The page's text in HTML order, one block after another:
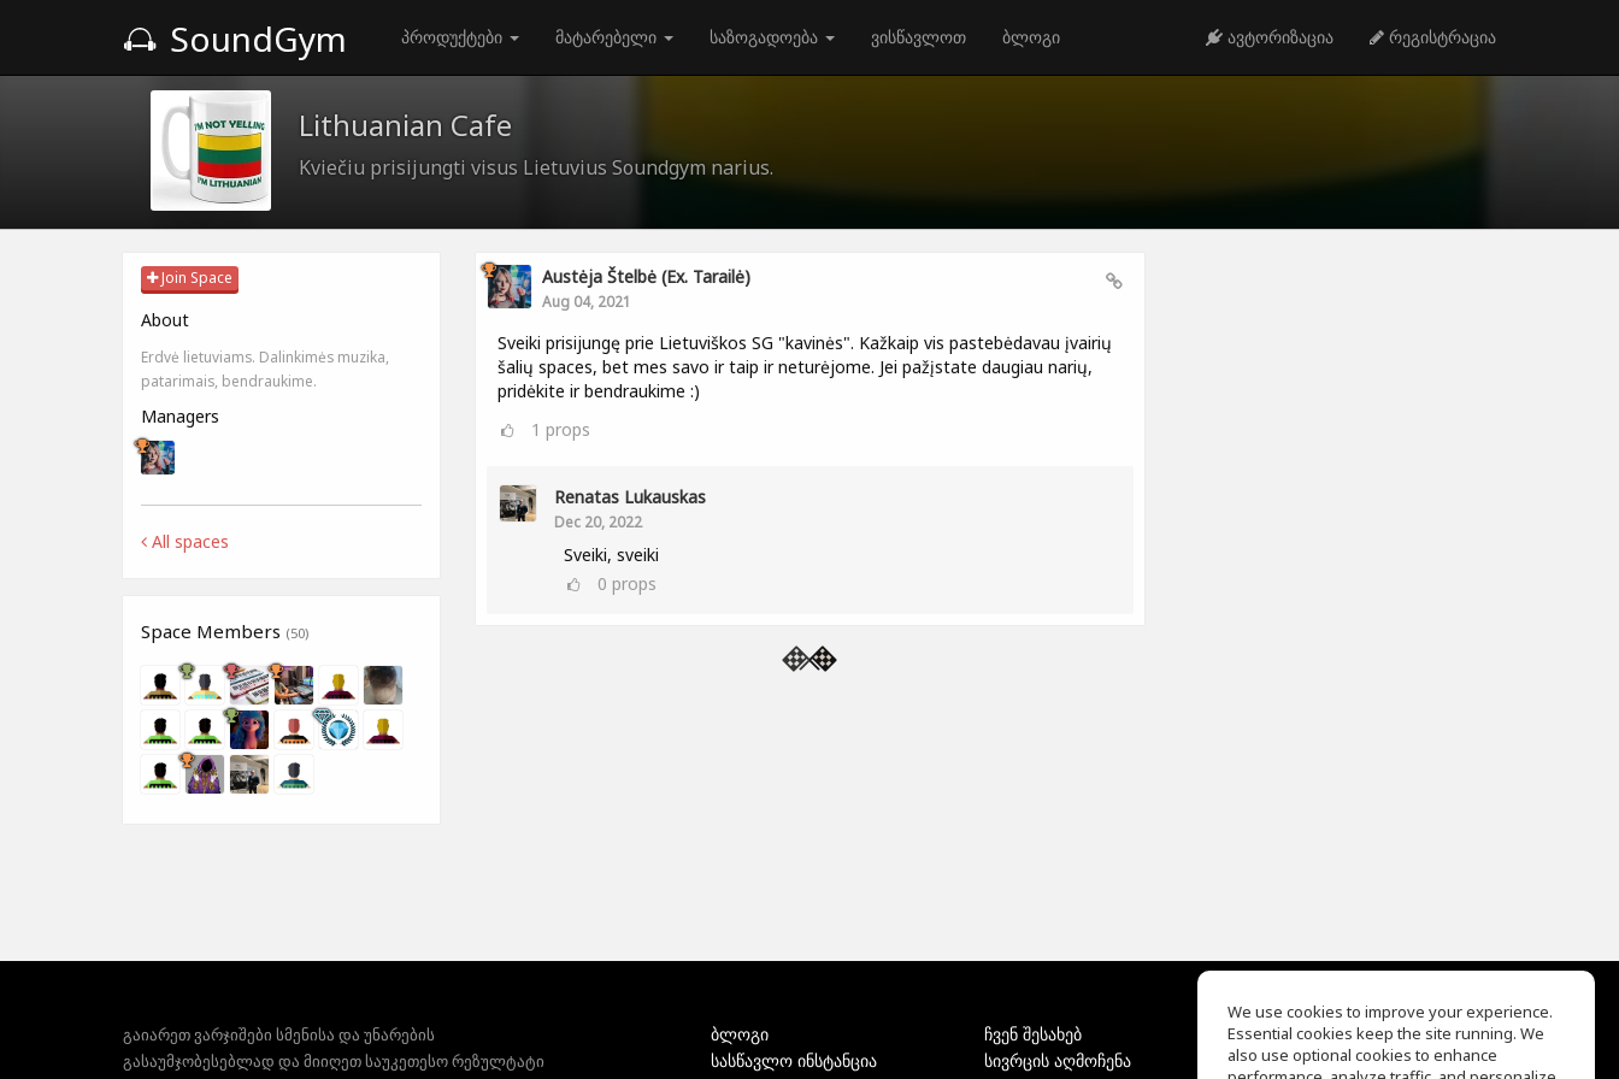
SoundGym პროდუქტები მატარებელი საზოგადოება ვისწავლოთ ბლოგი ავტორიზაცია რეგისტრაცია
Lithuanian Cafe
Kviečiu prisijungti visus Lietuvius Soundgym narius.
Join Space
About
Erdvė lietuviams. Dalinkimės muzika,
patarimais, bendraukime.
Managers
All spaces
Space Members (50)
Austėja Štelbė (ex. Tarailė)
Aug 04, 2021
Sveiki prisijungę prie Lietuviškos SG "kavinės". Kažkaip vis pastebėdavau įvairių
šalių spaces, bet mes savo ir taip ir neturėjome. Jei pažįstate daugiau narių,
pridėkite ir bendraukime :)
1 props
Renatas Lukauskas
Dec 20, 2022
Sveiki, sveiki
0 props
გაიარეთ ვარჯიშები სმენისა და უნარების
გასაუმჯობესებლად და მიიღეთ საუკეთესო რეზულტატი
ბლოგი
სასწავლო ინსტანცია
ჩვენ შესახებ
სივრცის აღმოჩენა
EQ Ear Training
Drum Machine
We use cookies to improve your experience.
Essential cookies keep the site running. We
also use optional cookies to enhance